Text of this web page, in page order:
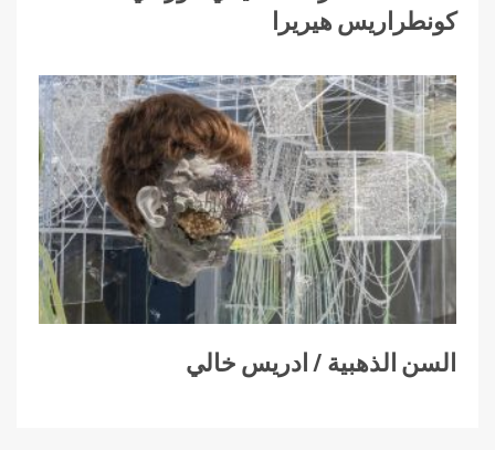
كونطراريس هيريرا
السن الذهبية / ادريس خالي